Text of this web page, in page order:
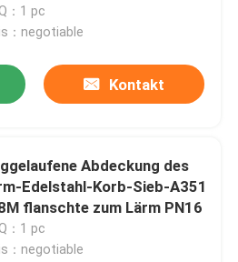
：1 pc
：negotiable
Kontakt
Abdeckung des
Edelstahl-Korb-Sieb-A351
flanschte zum Lärm PN16
：1 pc
：negotiable